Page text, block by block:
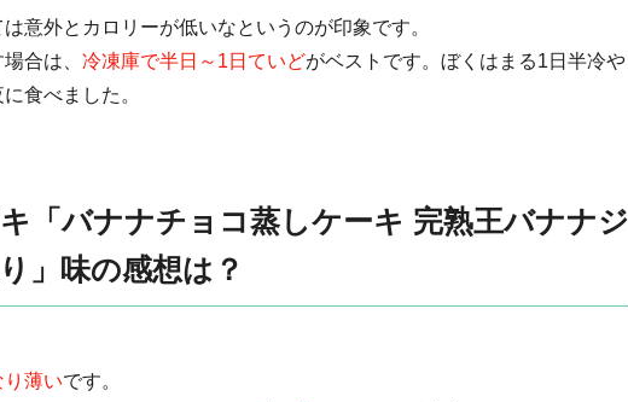
意外とカロリーが低いなというのが印象です。
合は、 冷凍庫で半日～1日ていどがベストです。ぼくはまる1日半冷や
食べました。
「バナナチョコ蒸しケーキ 完熟王バナナジ
」味の感想は？
り薄いです。